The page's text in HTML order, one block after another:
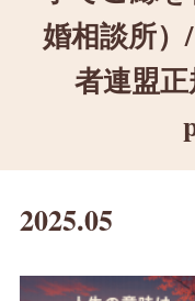
婚相談所
者連盟
2025.05